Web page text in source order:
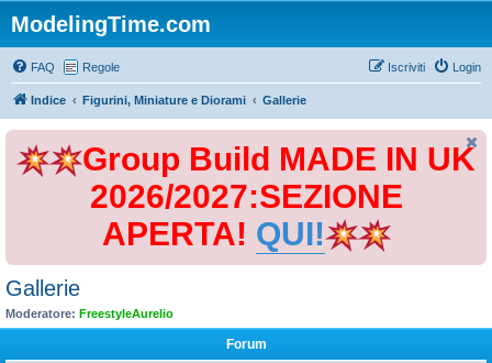
ModelingTime.com
FAQ Regole Login
Iscriviti
Indice Figurini, Miniature e Diorami Gallerie
Group Build MADE IN UK
2026/2027:SEZIONE
APERTA! QUI!
Gallerie
Moderatore: FreestyleAurelio
Forum